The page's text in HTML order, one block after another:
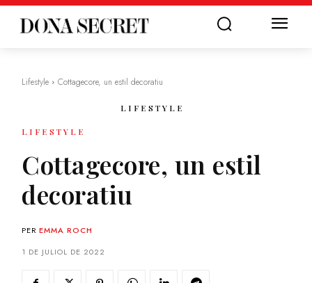
Lifestyle Cottagecore, un estil decoratiu
LIFESTYLE
LIFESTYLE
Cottagecore, un estil
decoratiu
PER EMMA ROCH
1 DE JULIOL DE 2022